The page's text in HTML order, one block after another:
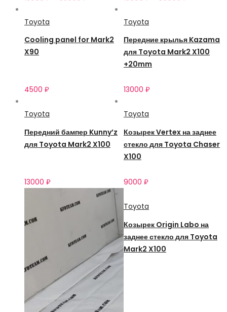
Toyota
Cooling panel for Mark2
X90
4500 ₽
Toyota
Передние крылья Kazama
для Toyota Mark2 X100
+20mm
13000 ₽
Toyota
Передний бампер Kunny’z
для Toyota Mark2 X100
13000 ₽
Toyota
Козырек Vertex на заднее
стекло для Toyota Chaser
X100
9000 ₽
Toyota
Козырек Origin Labo на
заднее стекло для Toyota
Mark2 X100